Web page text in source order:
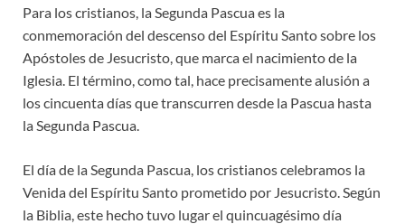
Para los cristianos, la Segunda Pascua es la
conmemoración del descenso del Espíritu Santo sobre los
Apóstoles de Jesucristo, que marca el nacimiento de la
Iglesia. El término, como tal, hace precisamente alusión a
los cincuenta días que transcurren desde la Pascua hasta
la Segunda Pascua.
El día de la Segunda Pascua, los cristianos celebramos la
Venida del Espíritu Santo prometido por Jesucristo. Según
la Biblia, este hecho tuvo lugar el quincuagésimo día